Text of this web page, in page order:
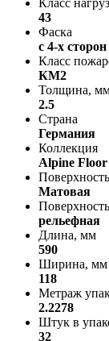
43
Фаска
с 4-х сторон
Класс
КМ2
Толщина,
2.5
Страна
Германия
Коллекция
Alpine
Матовая
рельефная
Длина, мм
590
Ширина, мм
118
Метраж
2.2278
Штук в
32